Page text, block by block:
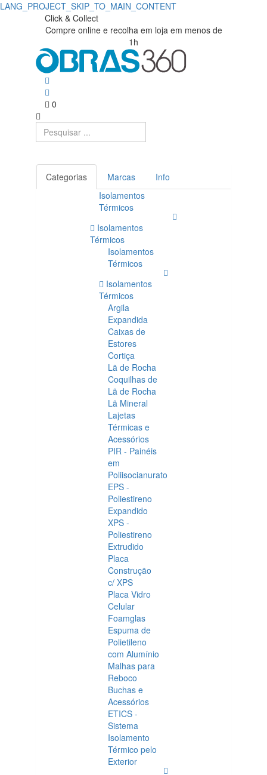
LANG_PROJECT_SKIP_TO_MAIN_CONTENT
Click & Collect
Compre online e recolha em loja em menos de
1h
0
Categorias Marcas
Info
Isolamentos
Térmicos
Isolamentos
Térmicos
Isolamentos
Térmicos
Isolamentos
Térmicos
Argila
Expandida
Caixas de
Estores
Cortiça
Lã de Rocha
Coquilhas de
Lã de Rocha
Lã Mineral
Lajetas
Térmicas e
Acessórios
PIR - Painéis
em
Poliisocianurato
EPS -
Poliestireno
Expandido
XPS -
Poliestireno
Extrudido
Placa
Construção
c/ XPS
Placa Vidro
Celular
Foamglas
Espuma de
Polietileno
com Alumínio
Malhas para
Reboco
Buchas e
Acessórios
ETICS -
Sistema
Isolamento
Térmico pelo
Exterior